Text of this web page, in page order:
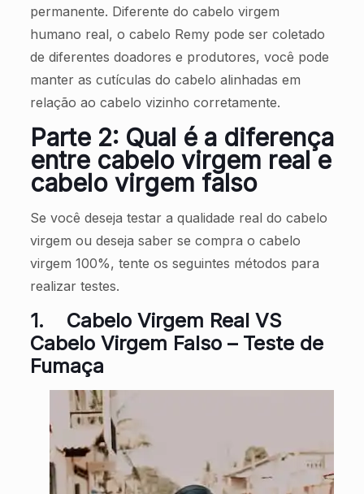
permanente. Diferente do cabelo virgem
humano real, o cabelo Remy pode ser coletado
de diferentes doadores e produtores, você pode
manter as cutículas do cabelo alinhadas em
relação ao cabelo vizinho corretamente.
Parte 2: Qual é a diferença
entre cabelo virgem real e
cabelo virgem falso
Se você deseja testar a qualidade real do cabelo
virgem ou deseja saber se compra o cabelo
virgem 100%, tente os seguintes métodos para
realizar testes.
1. Cabelo Virgem Real VS
Cabelo Virgem Falso – Teste de
Fumaça